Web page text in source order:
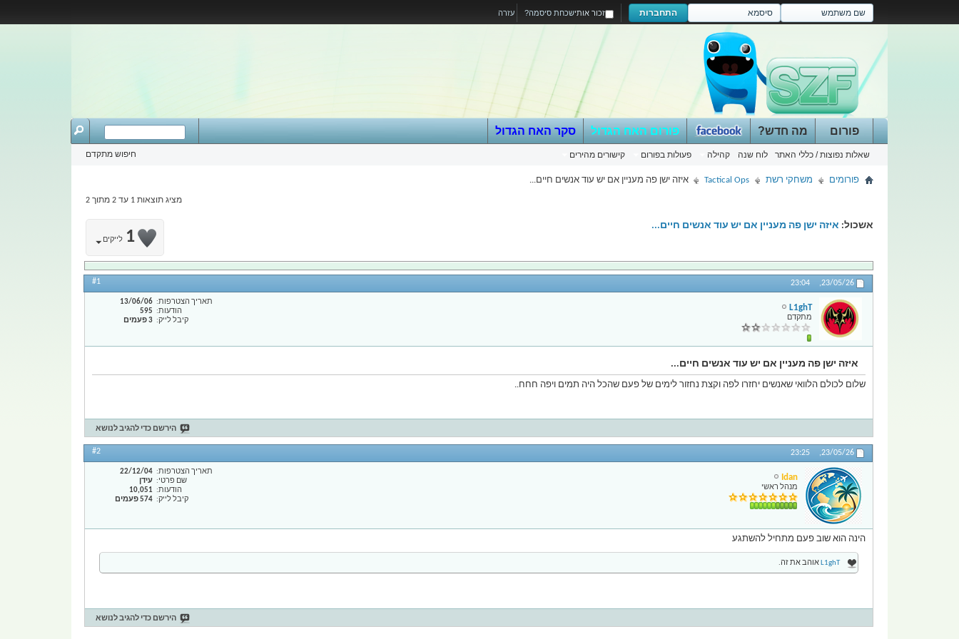
עזרה התחברות זכור אותישכחת סיסמה?
פורום
שאלות נפוצות / כללי האתר לוח שנה קהילה פעולות בפורום קישורים מהירים
מה חדש? פורום האח הגדול סקר האח הגדול
חיפוש מתקדם
פורומים משחקי רשת Tactical Ops איזה ישן פה מעניין אם יש עוד אנשים חיים...
מציג תוצאות 1 עד 2 מתוך 2
1 לייקים
אשכול: איזה ישן פה מעניין אם יש עוד אנשים חיים...
23/05/26,
23:04
#1
L1ghT
מתקדם
תאריך הצטרפות
13/06/06
הודעות
595
קיבל לייק
3 פעמים
איזה ישן פה מעניין אם יש עוד אנשים חיים...
שלום לכולם הלוואי שאנשים יחזרו לפה וקצת נחזור לימים של פעם שהכל היה תמים ויפה חחח..
הירשם כדי להגיב לנושא
23/05/26,
23:25
#2
Idan
מנהל ראשי
תאריך הצטרפות
22/12/04
שם פרטי
עידן
הודעות
10,051
קיבל לייק
574 פעמים
הינה הוא שוב פעם מתחיל להשתגע
L1ghT אוהב את זה.
הירשם כדי להגיב לנושא